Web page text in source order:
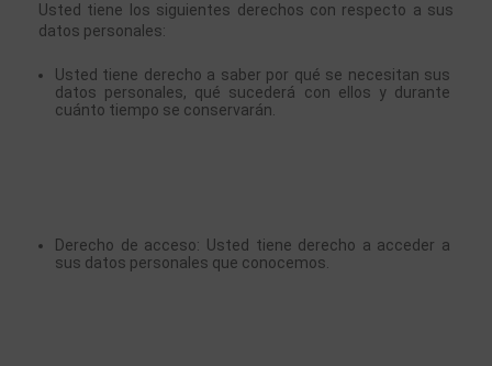
Usted tiene los siguientes derechos con respecto a sus
datos personales:
Usted tiene derecho a saber por qué se necesitan sus
datos personales, qué sucederá con ellos y durante
cuánto tiempo se conservarán.
Derecho de acceso: Usted tiene derecho a acceder a
sus datos personales que conocemos.